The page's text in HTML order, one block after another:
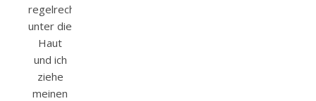
regelrecht
unter die
Haut
und ich
ziehe
meinen